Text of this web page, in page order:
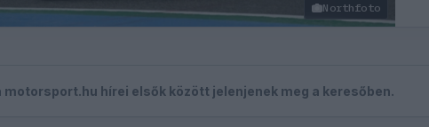
Northfoto
motorsport.hu hírei elsők között jelenjenek meg a keresőben.